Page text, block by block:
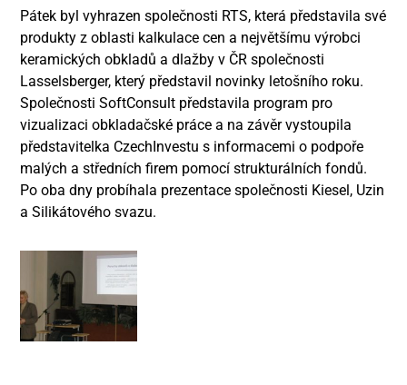
Pátek byl vyhrazen společnosti RTS, která představila své
produkty z oblasti kalkulace cen a největšímu výrobci
keramických obkladů a dlažby v ČR společnosti
Lasselsberger, který představil novinky letošního roku.
Společnosti SoftConsult představila program pro
vizualizaci obkladačské práce a na závěr vystoupila
představitelka CzechInvestu s informacemi o podpoře
malých a středních firem pomocí strukturálních fondů.
Po oba dny probíhala prezentace společnosti Kiesel, Uzin
a Silikátového svazu.